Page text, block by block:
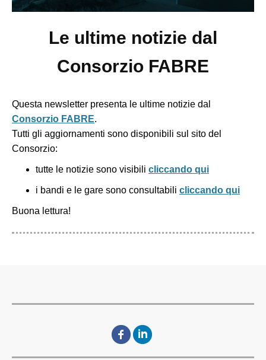
Le ultime notizie dal
Consorzio FABRE
Questa newsletter presenta le ultime notizie dal
Consorzio FABRE.
Tutti gli aggiornamenti sono disponibili sul sito del
Consorzio:
tutte le notizie sono visibili cliccando qui
i bandi e le gare sono consultabili cliccando qui
Buona lettura!